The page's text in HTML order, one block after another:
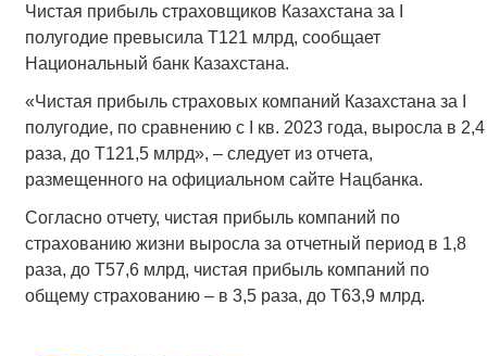
Чистая прибыль страховщиков Казахстана за I
полугодие превысила Т121 млрд, сообщает
Национальный банк Казахстана.
«Чистая прибыль страховых компаний Казахстана за I
полугодие, по сравнению с I кв. 2023 года, выросла в 2,4
раза, до Т121,5 млрд», – следует из отчета,
размещенного на официальном сайте Нацбанка.
Согласно отчету, чистая прибыль компаний по
страхованию жизни выросла за отчетный период в 1,8
раза, до Т57,6 млрд, чистая прибыль компаний по
общему страхованию – в 3,5 раза, до Т63,9 млрд.